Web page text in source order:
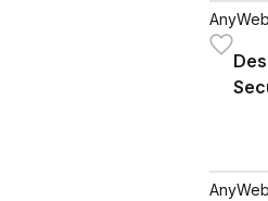
AnyWeb
AnyWeb